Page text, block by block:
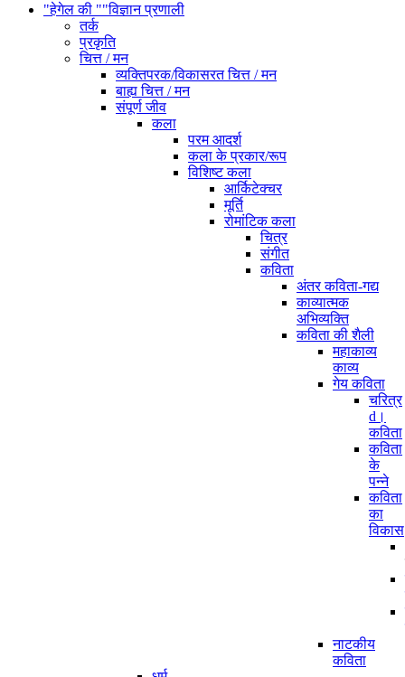
"हेगेल की ""विज्ञान प्रणाली
तर्क
प्रकृति
चित्त / मन
व्यक्तिपरक/विकासरत चित्त / मन
बाह्य चित्त / मन
संपूर्ण जीव
कला
परम आदर्श
कला के प्रकार/रूप
विशिष्ट कला
आर्किटेक्चर
मूर्ति
रोमांटिक कला
चित्र
संगीत
कविता
अंतर कविता-गद्य
काव्यात्मक
अभिव्यक्ति
कविता की शैली
महाकाव्य
काव्य
गेय कविता
चरित्र
d।
कविता
कविता
के
पन्ने
कविता
का
विकास
नाटकीय
कविता